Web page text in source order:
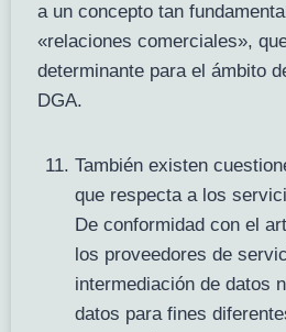
a un concepto tan
«relaciones comerciales»,
determinante para el ámbito
DGA.
También existen
que respecta a los
De conformidad con el
los proveedores de
intermediación de datos
datos para fines